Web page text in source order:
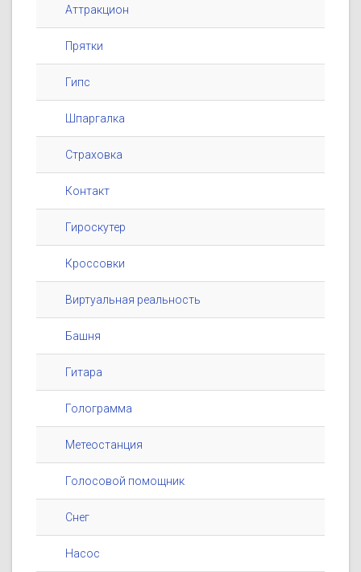
Аттракцион
Прятки
Гипс
Шпаргалка
Страховка
Контакт
Гироскутер
Кроссовки
Виртуальная реальность
Башня
Гитара
Голограмма
Метеостанция
Голосовой помощник
Снег
Насос